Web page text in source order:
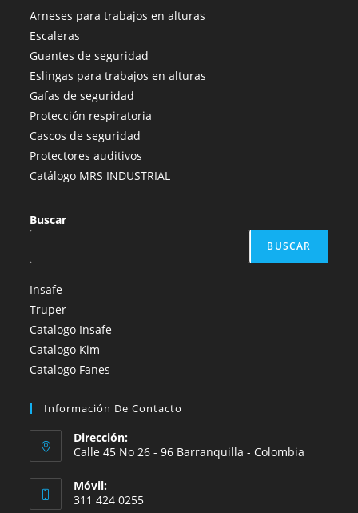
abre
en
una
nueva
pestaña
abre
una
nueva
pestaña
abre
una
nueva
pestaña
abre
nueva
Arneses para trabajos en alturas
Escaleras
Guantes de seguridad
Eslingas para trabajos en alturas
Gafas de seguridad
Protección respiratoria
Cascos de seguridad
Protectores auditivos
Catálogo MRS INDUSTRIAL
Buscar
BUSCAR
Insafe
Truper
Catalogo Insafe
Catalogo Kim
Catalogo Fanes
Información De Contacto
Dirección:
Calle 45 No 26 - 96 Barranquilla - Colombia
Móvil:
311 424 0255